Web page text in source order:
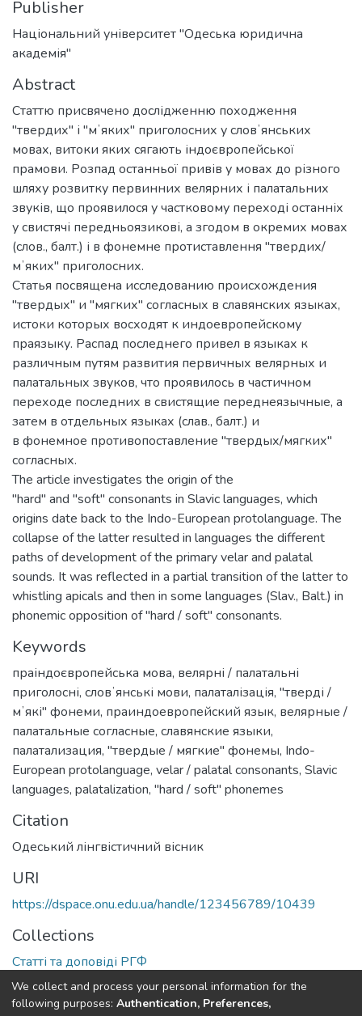
Publisher
Національний університет "Одеська юридична
академія"
Abstract
Статтю присвячено дослідженню походження
"твердих" і "мʼяких" приголосних у словʼянських
мовах, витоки яких сягають індоєвропейської
прамови. Розпад останньої привів у мовах до різного
шляху розвитку первинних велярних і палатальних
звуків, що проявилося у частковому переході останніх
у свистячі передньоязикові, а згодом в окремих мовах
(слов., балт.) і в фонемне протиставлення "твердих/
мʼяких" приголосних.
Статья посвящена исследованию происхождения
"твердых" и "мягких" согласных в славянских языках,
истоки которых восходят к индоевропейскому
праязыку. Распад последнего привел в языках к
различным путям развития первичных велярных и
палатальных звуков, что проявилось в частичном
переходе последних в свистящие переднеязычные, а
затем в отдельных языках (слав., балт.) и
в фонемное противопоставление "твердых/мягких"
согласных.
The article investigates the origin of the
"hard" and "soft" consonants in Slavic languages, which
origins date back to the Indo-European protolanguage. The
collapse of the latter resulted in languages the different
paths of development of the primary velar and palatal
sounds. It was reflected in a partial transition of the latter to
whistling apicals and then in some languages (Slav., Balt.) in
phonemic opposition of "hard / soft" consonants.
Keywords
праіндоєвропейська мова, велярні / палатальні
приголосні, словʼянські мови, палаталізація, "тверді /
мʼякі" фонеми, праиндоевропейский язык, велярные /
палатальные согласные, славянские языки,
палатализация, "твердые / мягкие" фонемы, Indo-
European protolanguage, velar / palatal consonants, Slavic
languages, palatalization, "hard / soft" phonemes
Citation
Одеський лінгвістичний вісник
URI
https://dspace.onu.edu.ua/handle/123456789/10439
Collections
Статті та доповіді РГФ
Full item page
We collect and process your personal information for the
following purposes: Authentication, Preferences,